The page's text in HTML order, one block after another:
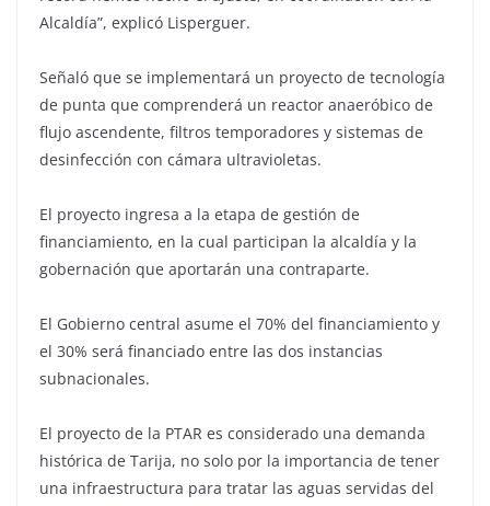
Alcaldía”, explicó Lisperguer.
Señaló que se implementará un proyecto de tecnología
de punta que comprenderá un reactor anaeróbico de
flujo ascendente, filtros temporadores y sistemas de
desinfección con cámara ultravioletas.
El proyecto ingresa a la etapa de gestión de
financiamiento, en la cual participan la alcaldía y la
gobernación que aportarán una contraparte.
El Gobierno central asume el 70% del financiamiento y
el 30% será financiado entre las dos instancias
subnacionales.
El proyecto de la PTAR es considerado una demanda
histórica de Tarija, no solo por la importancia de tener
una infraestructura para tratar las aguas servidas del